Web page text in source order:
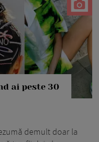
ai peste 30
demult doar la